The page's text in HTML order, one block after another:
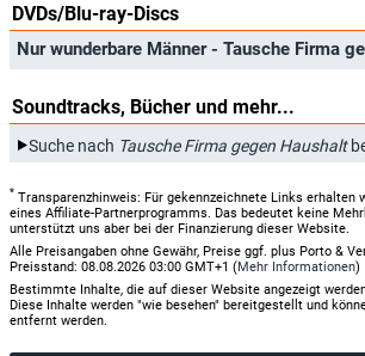
DVDs/Blu-ray-Discs
Nur wunderbare Männer - Tausche Firma
Soundtracks, Bücher und mehr...
Suche nach Tausche Firma gegen Haushalt
* Transparenzhinweis: Für gekennzeichnete Links erhalten
eines Affiliate-Partnerprogramms. Das bedeutet keine
unterstützt uns aber bei der Finanzierung dieser Website.
Alle Preisangaben ohne Gewähr, Preise ggf. plus Porto &
Preisstand: 08.08.2026 03:00 GMT+1 (Mehr Informationen)
Bestimmte Inhalte, die auf dieser Website angezeigt
Diese Inhalte werden "wie besehen" bereitgestellt und
entfernt werden.